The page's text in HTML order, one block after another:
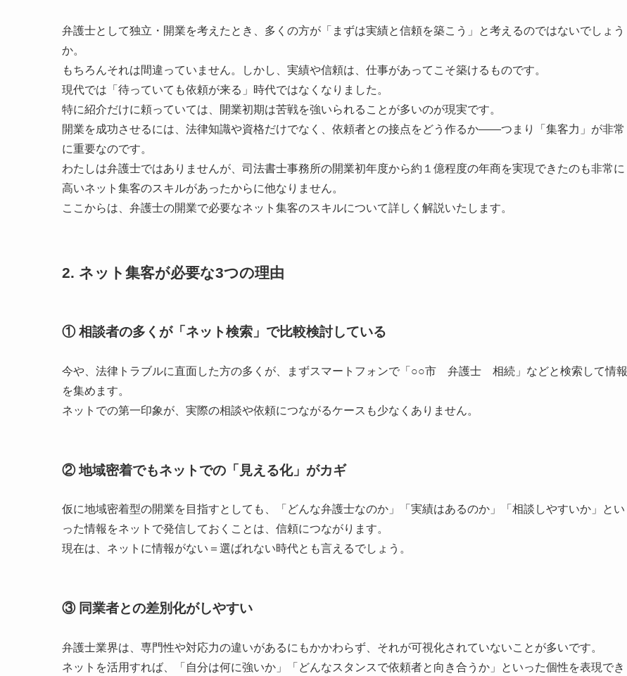
弁護士として独立・開業を考えたとき、多くの方が「まずは実績と信頼を築こう」と考えるのではないでしょう
か。
もちろんそれは間違っていません。しかし、実績や信頼は、仕事があってこそ築けるものです。
現代では「待っていても依頼が来る」時代ではなくなりました。
特に紹介だけに頼っていては、開業初期は苦戦を強いられることが多いのが現実です。
開業を成功させるには、法律知識や資格だけでなく、依頼者との接点をどう作るか――つまり「集客力」が非常
に重要なのです。
わたしは弁護士ではありませんが、司法書士事務所の開業初年度から約１億程度の年商を実現できたのも非常に
高いネット集客のスキルがあったからに他なりません。
ここからは、弁護士の開業で必要なネット集客のスキルについて詳しく解説いたします。
2. ネット集客が必要な3つの理由
① 相談者の多くが「ネット検索」で比較検討している
今や、法律トラブルに直面した方の多くが、まずスマートフォンで「○○市 弁護士 相続」などと検索して情報
を集めます。
ネットでの第一印象が、実際の相談や依頼につながるケースも少なくありません。
② 地域密着でもネットでの「見える化」がカギ
仮に地域密着型の開業を目指すとしても、「どんな弁護士なのか」「実績はあるのか」「相談しやすいか」とい
った情報をネットで発信しておくことは、信頼につながります。
現在は、ネットに情報がない＝選ばれない時代とも言えるでしょう。
③ 同業者との差別化がしやすい
弁護士業界は、専門性や対応力の違いがあるにもかかわらず、それが可視化されていないことが多いです。
ネットを活用すれば、「自分は何に強いか」「どんなスタンスで依頼者と向き合うか」といった個性を表現でき